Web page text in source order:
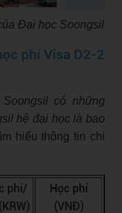
Đại học Soongsil
phí Visa D2-2
có những
hệ đại học là bao
hiểu thông tin chi
phí/
Học phí
(VNĐ)